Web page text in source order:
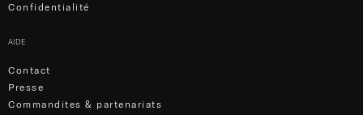
Confidentialité
AIDE
Contact
Presse
Commandites & partenariats